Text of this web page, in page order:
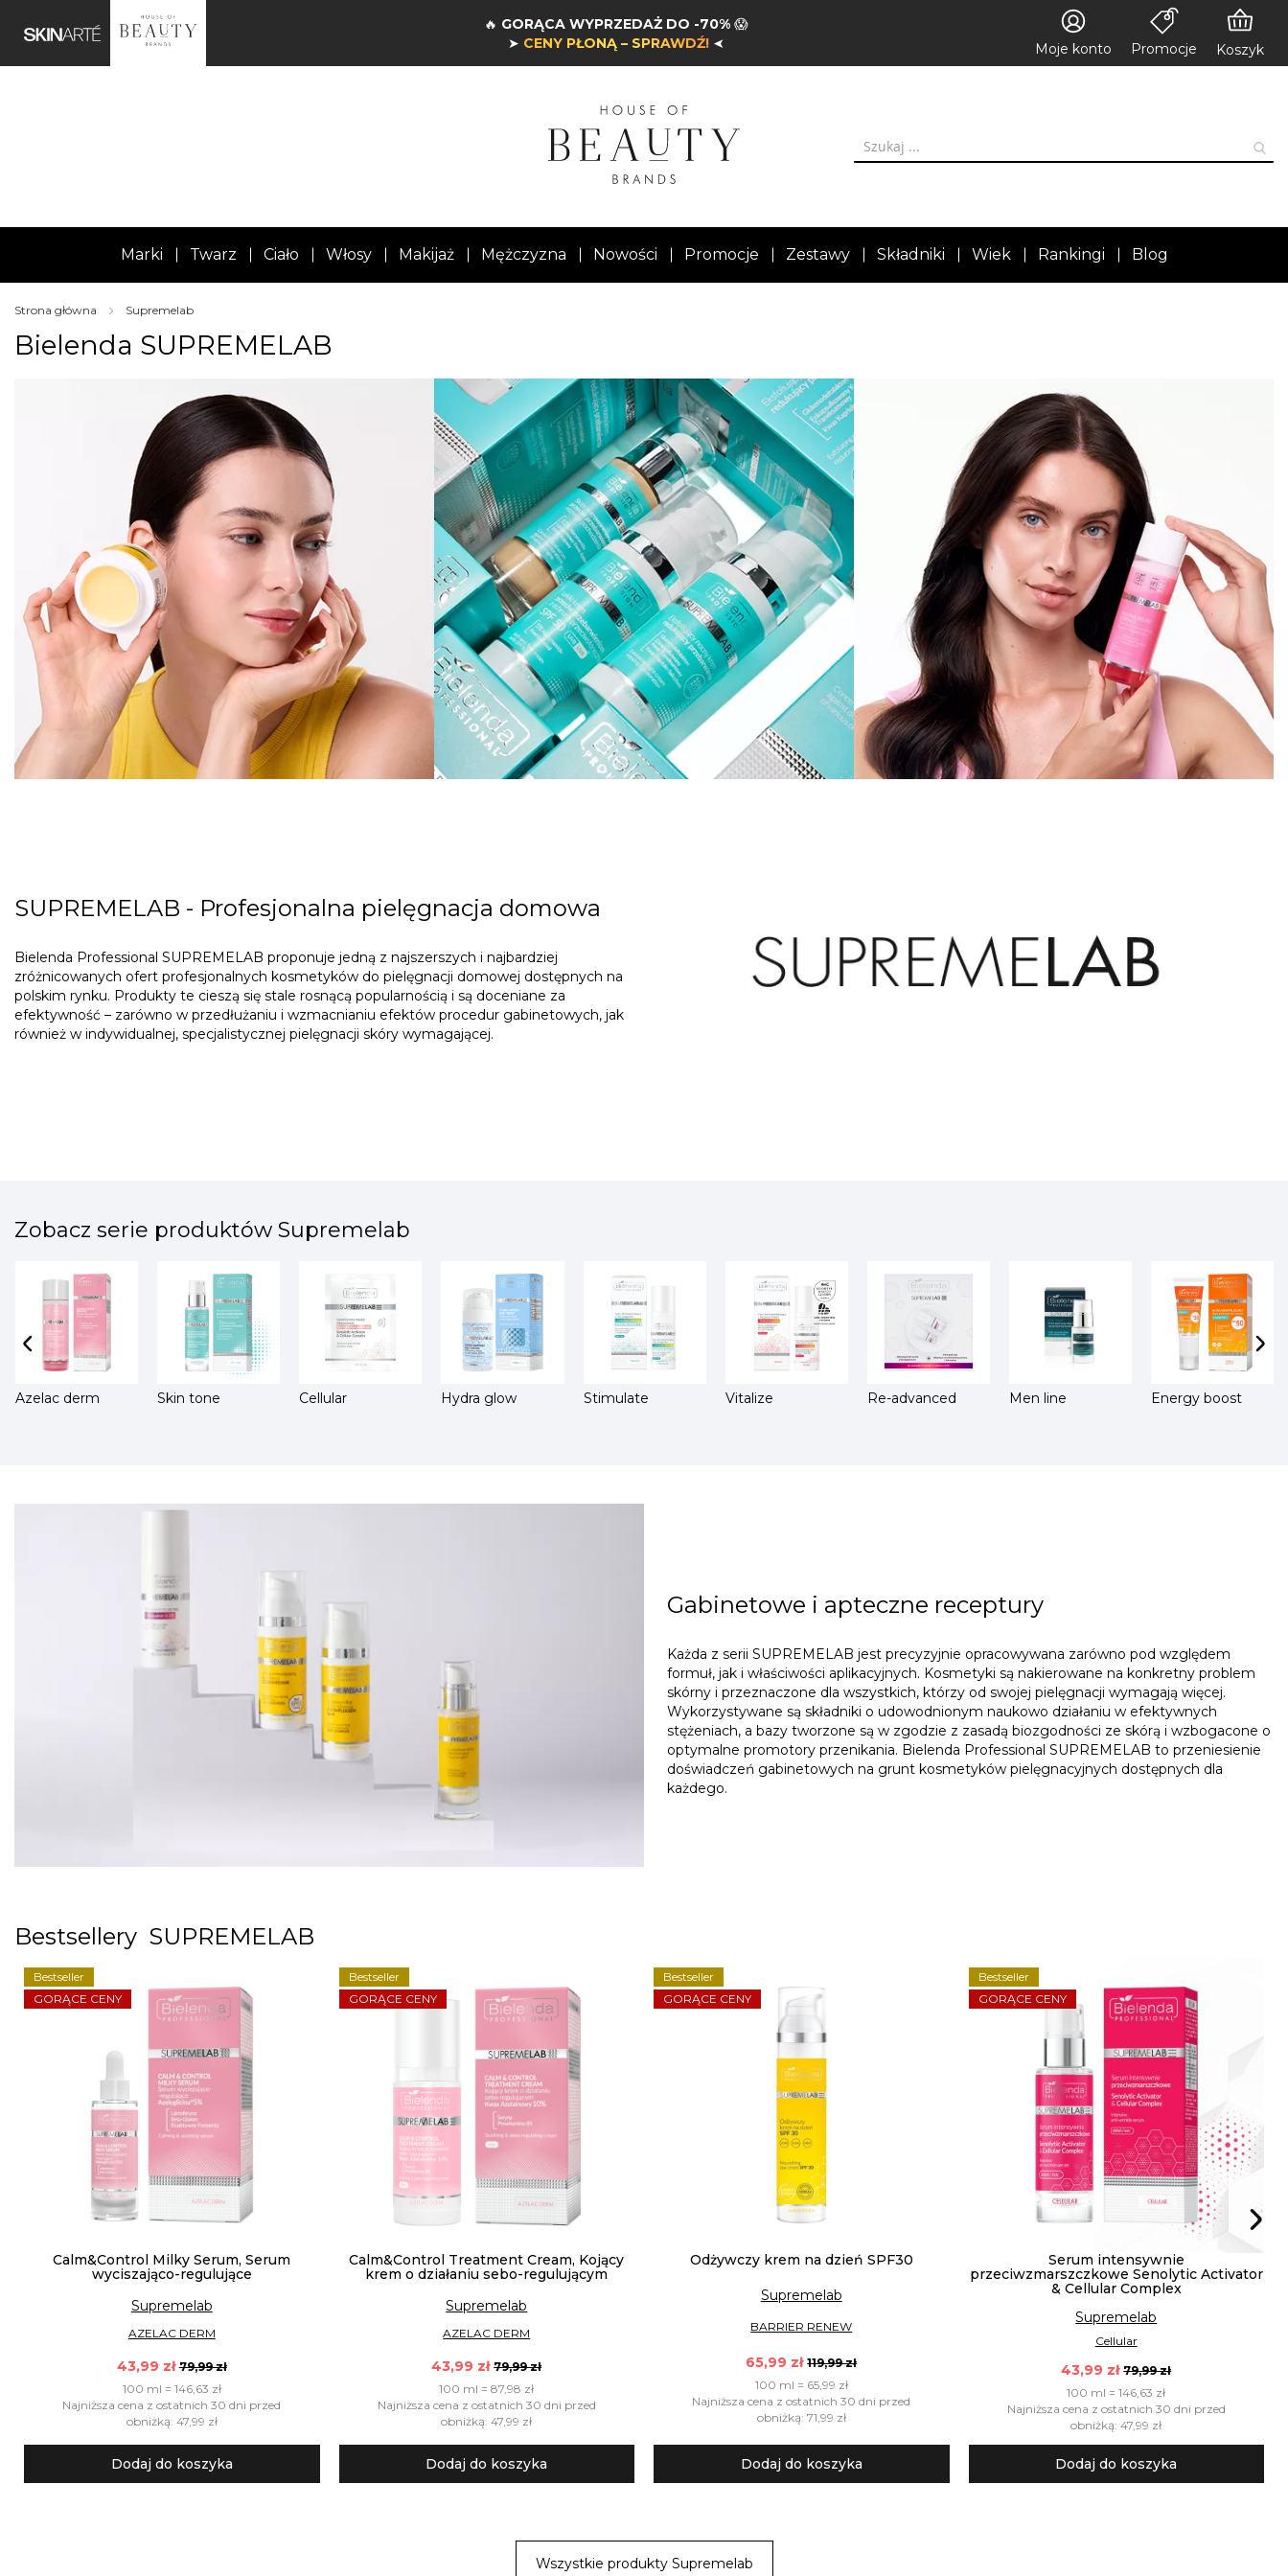
🔥 GORĄCA WYPRZEDAŻ DO -70%😱
➤ CENY PŁONĄ – SPRAWDŹ! ➤ Moje konto Promocje Koszyk
Marki Twarz Ciało Włosy Makijaż Mężczyzna Nowości Promocje Zestawy Składniki Wiek Rankingi Blog
Strona główna Supremelab
Bielenda SUPREMELAB
SUPREMELAB - Profesjonalna pielęgnacja domowa
Bielenda Professional SUPREMELAB proponuje jedną z najszerszych i najbardziej
zróżnicowanych ofert profesjonalnych kosmetyków do pielęgnacji domowej dostępnych na
polskim rynku. Produkty te cieszą się stale rosnącą popularnością i są doceniane za
efektywność – zarówno w przedłużaniu i wzmacnianiu efektów procedur gabinetowych, jak
również w indywidualnej, specjalistycznej pielęgnacji skóry wymagającej.
Zobacz serie produktów Supremelab
Azelac derm Skin tone Cellular Hydra glow Stimulate Vitalize Re-advanced Men line Energy boost
Gabinetowe i apteczne receptury
Każda z serii SUPREMELAB jest precyzyjnie opracowywana zarówno pod względem
formuł, jak i właściwości aplikacyjnych. Kosmetyki są nakierowane na konkretny problem
skórny i przeznaczone dla wszystkich, którzy od swojej pielęgnacji wymagają więcej.
Wykorzystywane są składniki o udowodnionym naukowo działaniu w efektywnych
stężeniach, a bazy tworzone są w zgodzie z zasadą biozgodności ze skórą i wzbogacone o
optymalne promotory przenikania. Bielenda Professional SUPREMELAB to przeniesienie
doświadczeń gabinetowych na grunt kosmetyków pielęgnacyjnych dostępnych dla
każdego.
Bestsellery SUPREMELAB
Bestseller
GORĄCE CENY
Calm&Control Milky Serum, Serum
wyciszająco-regulujące
Supremelab
AZELAC DERM
43,99 zł 79,99 zł
100 ml = 146,63 zł
Najniższa cena z ostatnich 30 dni przed
obniżką: 47,99 zł
Dodaj do koszyka
Bestseller
GORĄCE CENY
Calm&Control Treatment Cream, Kojący
krem o działaniu sebo-regulującym
Supremelab
AZELAC DERM
43,99 zł 79,99 zł
100 ml = 87,98 zł
Najniższa cena z ostatnich 30 dni przed
obniżką: 47,99 zł
Dodaj do koszyka
Bestseller
GORĄCE CENY
Odżywczy krem na dzień SPF30
Supremelab
BARRIER RENEW
65,99 zł 119,99 zł
100 ml = 65,99 zł
Najniższa cena z ostatnich 30 dni przed
obniżką: 71,99 zł
Dodaj do koszyka
Bestseller
GORĄCE CENY
Serum intensywnie
przeciwzmarszczkowe Senolytic Activator
& Cellular Complex
Supremelab
Cellular
43,99 zł 79,99 zł
100 ml = 146,63 zł
Najniższa cena z ostatnich 30 dni przed
obniżką: 47,99 zł
Dodaj do koszyka
Wszystkie produkty Supremelab